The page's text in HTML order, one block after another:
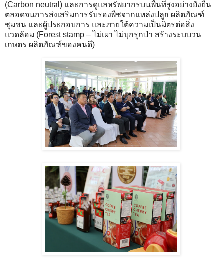
(Carbon neutral) และการดูแลทรัพยากรบนพื้นที่สูงอย่างยั่งยืน
ตลอดจนการส่งเสริมการรับรองพืชจากแหล่งปลูก ผลิตภัณฑ์
ชุมชน และผู้ประกอบการ และภายใต้ความเป็นมิตรต่อสิ่ง
แวดล้อม (Forest stamp – ไม่เผา ไม่บุกรุกป่า สร้างระบบวน
เกษตร ผลิตภัณฑ์ของคนดี)